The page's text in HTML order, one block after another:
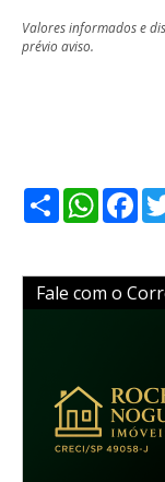
Valores informados e
prévio aviso.
Share
Fale com o